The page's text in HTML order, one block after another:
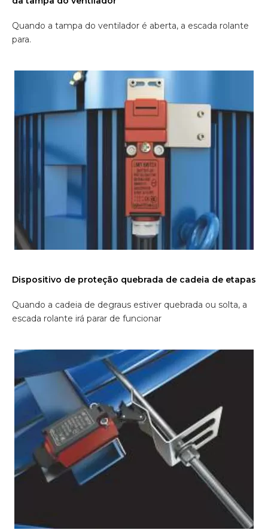
Quando a tampa do ventilador é aberta, a escada rolante
para.
Dispositivo de proteção quebrada de cadeia de etapas
Quando a cadeia de degraus estiver quebrada ou solta, a
escada rolante irá parar de funcionar